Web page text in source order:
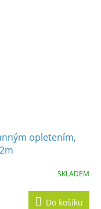
opletením,
SKLADEM
Do košíku